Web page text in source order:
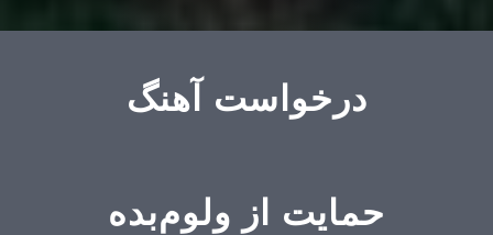
درخواست آهنگ
حمایت از ولوم‌بده